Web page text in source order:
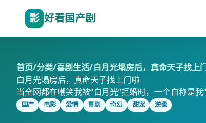
影 好看国产剧
首页/分类/喜剧生活/白月光塌房后，真命天子找上
白月光塌房后，真命天子找上门啦
当全网都在嘲笑我被“白月光”拒婚时，一个自称是我
国产 电影 爱情 喜剧 奇幻 甜宠 逆袭